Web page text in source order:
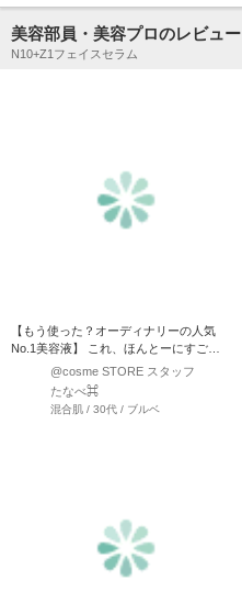
美容部員・美容プロのレビュー
N10+Z1フェイスセラム
【もう使った？オーディナリーの人気
No.1美容液】 これ、ほんとーにすご
い！！ オーディナリース…
@cosme STORE スタッフ
たなべ⌘
混合肌 / 30代 / ブルベ